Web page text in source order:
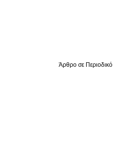
Άρθρο σε Περιοδικό